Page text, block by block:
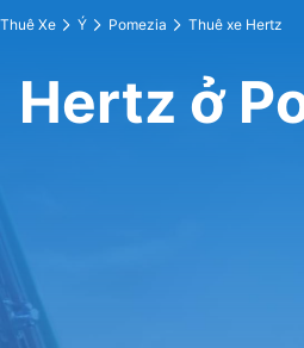
Thuê Xe Ý Pomezia Thuê xe Hertz
Hertz ở